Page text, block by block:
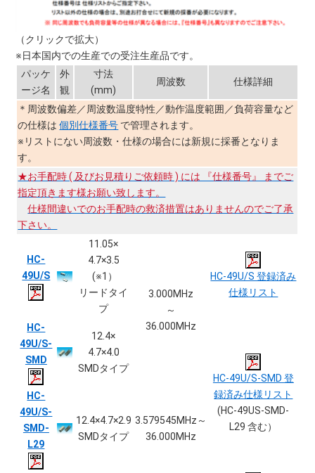
（クリックで拡大）
※日本国内での生産での受注生産品です。
パッケ
ージ名
外
観
寸法
(mm)
周波数 仕様詳細
＊周波数偏差／周波数温度特性／動作温度範囲／負荷容量など
の仕様は個別仕様番号 で管理されます。
※リストにない周波数・仕様の場合には新規に採番となりま
す。
★お手配時 ( 及びお見積りご依頼時 ) には 『仕様番号』 までご
指定頂きます様お願い致します。
仕様間違いでのお手配時の救済措置はありませんのでご了承
下さい。
HC-
49U/S
11.05×
4.7×3.5
(※1）
リードタイ
プ
3.000MHz
～
36.000MHz
HC-49U/S 登録済み
仕様リスト
HC-
49U/S-
SMD
12.4×
4.7×4.0
SMDタイプ
HC-49U/S-SMD 登
録済み仕様リスト
(HC-49US-SMD-
L29 含む）
HC-
49U/S-
SMD-
L29
12.4×4.7×2.9
SMDタイプ
3.579545MHz～
36.000MHz